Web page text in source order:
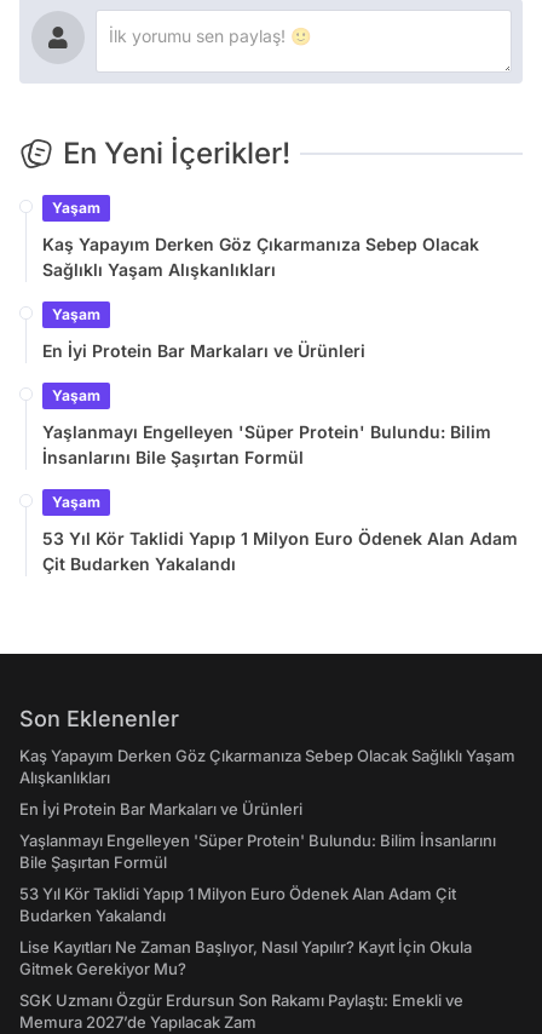
En Yeni İçerikler!
Yaşam
Kaş Yapayım Derken Göz Çıkarmanıza Sebep Olacak
Sağlıklı Yaşam Alışkanlıkları
Yaşam
En İyi Protein Bar Markaları ve Ürünleri
Yaşam
Yaşlanmayı Engelleyen 'Süper Protein' Bulundu: Bilim
İnsanlarını Bile Şaşırtan Formül
Yaşam
53 Yıl Kör Taklidi Yapıp 1 Milyon Euro Ödenek Alan Adam
Çit Budarken Yakalandı
Son Eklenenler
Kaş Yapayım Derken Göz Çıkarmanıza Sebep Olacak Sağlıklı Yaşam
Alışkanlıkları
En İyi Protein Bar Markaları ve Ürünleri
Yaşlanmayı Engelleyen 'Süper Protein' Bulundu: Bilim İnsanlarını
Bile Şaşırtan Formül
53 Yıl Kör Taklidi Yapıp 1 Milyon Euro Ödenek Alan Adam Çit
Budarken Yakalandı
Lise Kayıtları Ne Zaman Başlıyor, Nasıl Yapılır? Kayıt İçin Okula
Gitmek Gerekiyor Mu?
SGK Uzmanı Özgür Erdursun Son Rakamı Paylaştı: Emekli ve
Memura 2027’de Yapılacak Zam